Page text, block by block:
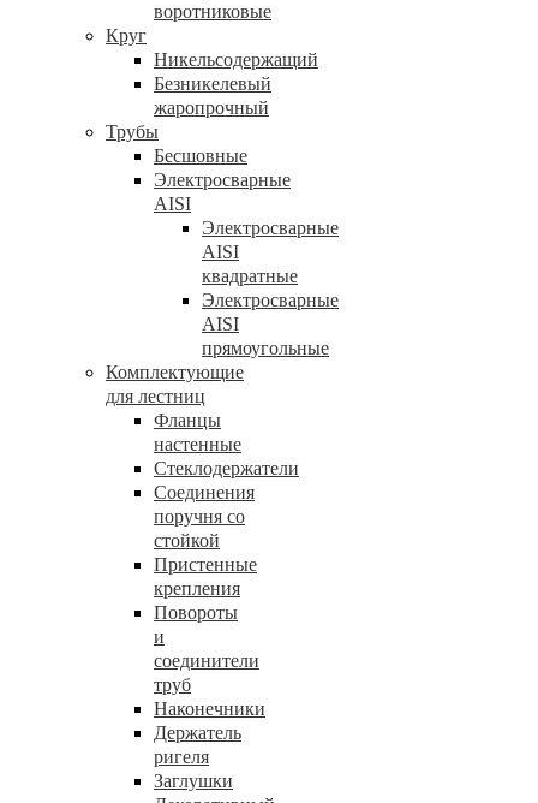
воротниковые
Круг
Никельсодержащий
Безникелевый
жаропрочный
Трубы
Бесшовные
Электросварные
AISI
Электросварные
AISI
квадратные
Электросварные
AISI
прямоугольные
Комплектующие
для лестниц
Фланцы
настенные
Стеклодержатели
Соединения
поручня со
стойкой
Пристенные
крепления
Повороты
и
соединители
труб
Наконечники
Держатель
ригеля
Заглушки